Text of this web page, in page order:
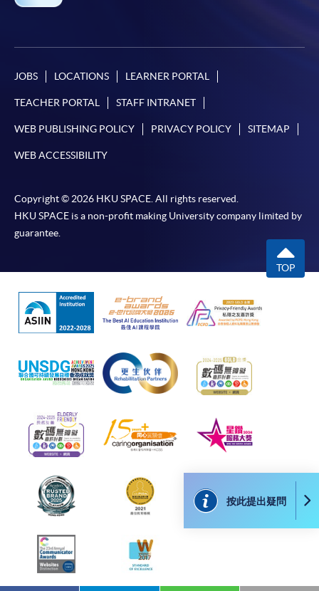
本學院（包括其僱員及附屬機構）對你在網上付款而由下列原
失誤、延誤、中斷、中止、或限制（2）從付款的網關傳送而
來的任何信息或資訊中出現的疏忽、錯誤、誤差或遺漏；
誤；（4）任何由付款的網關引起或與付款的網關相關的原
因，包括未獲授權進入、資料傳送的改動、任何非法行為等。
切以英文版本為準。
1. 現金、「易辦事」（EPS）、微信支付
(WeChat Pay) 或支付寶(Alipay)
申請人可親臨學院任何一所報名中心，以現金、「易
辦事」、微信支付（WeChat Pay）或支付寶
（Alipay） 繳付學費。
如以劃線支票或銀行本票繳付，抬頭請註明「香港大
學專業進修學院」。支票背面請寫上課程名稱及申請
親臨學院各報名中心遞交劃線支票、報名表格及有關
或可將上述文件一併寄交各報名中心，信封上請註明
「報讀課程」，惟學院對郵遞失誤而遺失的支票及個
按此提出疑問
折
JOBS LOCATIONS LEARNER PORTAL
TEACHER PORTAL STAFF INTRANET
WEB PUBLISHING POLICY PRIVACY POLICY SITEMAP
WEB ACCESSIBILITY
Copyright © 2026 HKU SPACE. All rights reserved.
HKU SPACE is a non-profit making University company limited by
guarantee.
TOP